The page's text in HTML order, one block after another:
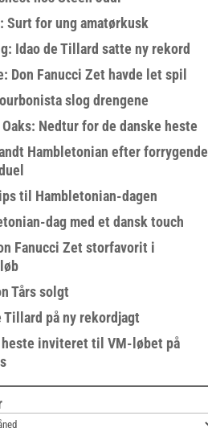
Surt for ung amatørkusk
Idao de Tillard satte ny rekord
Don Fanucci Zet havde let spil
slog drengene
Oaks: Nedtur for de danske heste
Hambletonian efter forrygende
til Hambletonian-dagen
dag med et dansk touch
Fanucci Zet storfavorit i
Tårs solgt
Tillard på ny rekordjagt
heste inviteret til VM-løbet på